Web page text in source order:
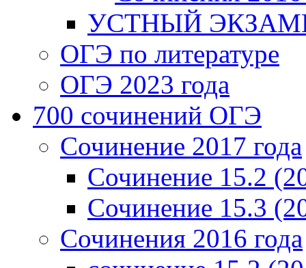
УСТНЫЙ
ОГЭ по литературе
ОГЭ 2023 года
700 cочинений ОГЭ
Сочинение 2017 года
Сочинение 15.2
Сочинение 15.3
Сочинения 2016 года